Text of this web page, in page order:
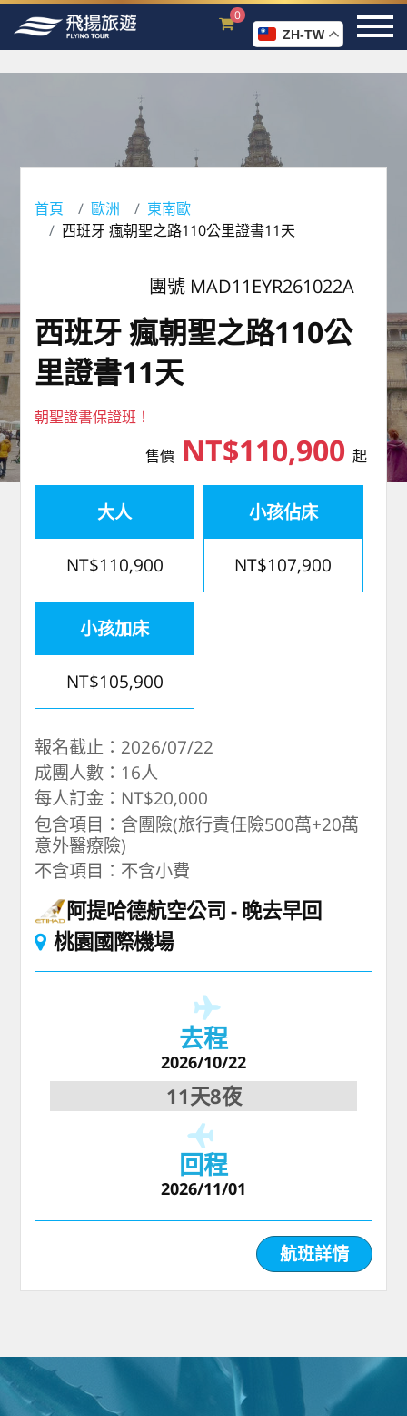
0
ZH-TW
首頁 歐洲
東南歐
西班牙 瘋朝聖之路110公里證書11天
團號 MAD11EYR261022A
西班牙 瘋朝聖之路110公
里證書11天
朝聖證書保證班！
售價NT$110,900 起
大人
NT$110,900
小孩佔床
NT$107,900
小孩加床
NT$105,900
報名截止：2026/07/22
成團人數：16人
每人訂金：NT$20,000
包含項目：含團險(旅行責任險500萬+20萬
意外醫療險)
不含項目：不含小費
阿提哈德航空公司
晚去早回
桃園國際機場
去程
2026/10/22
11天8夜
回程
2026/11/01
航班詳情